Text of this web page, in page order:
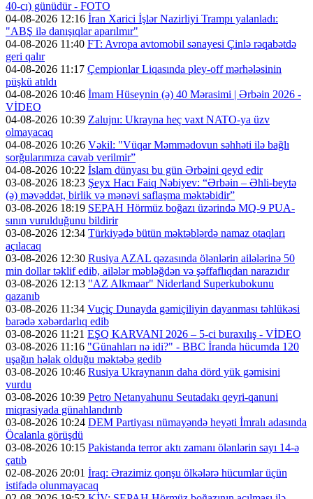
40-cı) günüdür - FOTO
04-08-2026 12:16 İran Xarici İşlər Nazirliyi Trampı yalanladı:
"ABŞ ilə danışıqlar aparılmır"
04-08-2026 11:40 FT: Avropa avtomobil sənayesi Çinlə rəqabətdə
geri qalır
04-08-2026 11:17 Çempionlar Liqasında pley-off mərhələsinin
püşkü atıldı
04-08-2026 10:46 İmam Hüseynin (ə) 40 Mərasimi | Ərbəin 2026 -
VİDEO
04-08-2026 10:39 Zalujnı: Ukrayna heç vaxt NATO-ya üzv
olmayacaq
04-08-2026 10:26 Vəkil: "Vüqar Məmmədovun səhhəti ilə bağlı
sorğularımıza cavab verilmir”
04-08-2026 10:22 İslam dünyası bu gün Ərbəini qeyd edir
03-08-2026 18:23 Şeyx Hacı Faiq Nəbiyev: “Ərbəin – Əhli-beytə
(ə) məvəddət, birlik və mənəvi saflaşma məktəbidir”
03-08-2026 18:19 SEPAH Hörmüz boğazı üzərində MQ-9 PUA-
sının vurulduğunu bildirir
03-08-2026 12:34 Türkiyədə bütün məktəblərdə namaz otaqları
açılacaq
03-08-2026 12:30 Rusiya AZAL qəzasında ölənlərin ailələrinə 50
min dollar təklif edib, ailələr məbləğdən və şəffaflıqdan narazıdır
03-08-2026 12:13 "AZ Alkmaar" Niderland Superkubokunu
qazanıb
03-08-2026 11:34 Vuçiç Dunayda gəmiçiliyin dayanması təhlükəsi
barədə xəbərdarlıq edib
03-08-2026 11:21 EŞQ KARVANI 2026 – 5-ci buraxılış - VİDEO
03-08-2026 11:16 "Günahları nə idi?" - BBC İranda hücumda 120
uşağın həlak olduğu məktəbə gedib
03-08-2026 10:46 Rusiya Ukraynanın daha dörd yük gəmisini
vurdu
03-08-2026 10:39 Petro Netanyahunu Seutadakı qeyri-qanuni
miqrasiyada günahlandırıb
03-08-2026 10:24 DEM Partiyası nümayəndə heyəti İmralı adasında
Öcalanla görüşdü
03-08-2026 10:15 Pakistanda terror aktı zamanı ölənlərin sayı 14-ə
çatıb
02-08-2026 20:01 İraq: Ərazimiz qonşu ölkələrə hücumlar üçün
istifadə olunmayacaq